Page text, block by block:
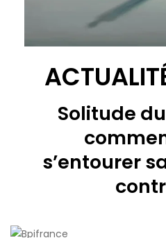
Solitude
s’entourer